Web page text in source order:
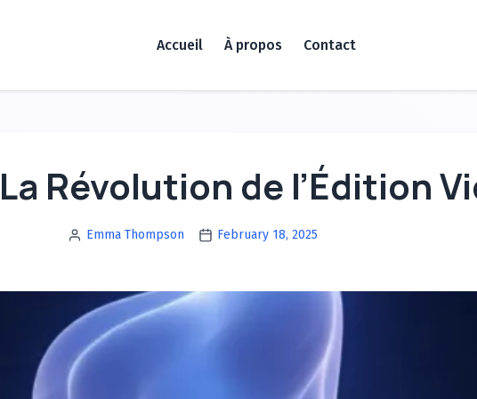
Accueil À propos Contact
Révolution de l’Édition
Emma Thompson February 18, 2025